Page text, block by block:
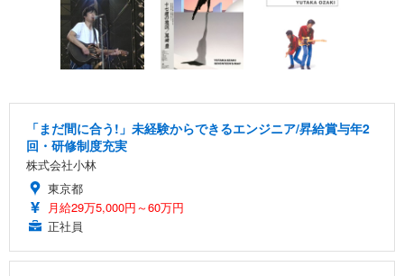
「まだ間に合う!」未経験からできるエンジニア/昇給賞与年2
回・研修制度充実
株式会社小林
東京都
月給29万5,000円～60万円
正社員